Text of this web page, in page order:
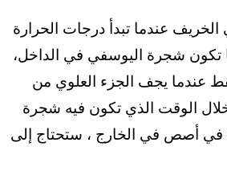
الخريف عندما تبدأ درجات الحرارة
تكون شجرة اليوسفي في الداخل،
عندما يجف الجزء العلوي من
خلال الوقت الذي تكون فيه شجرة
في أصص في الخارج ، ستحتاج إلى